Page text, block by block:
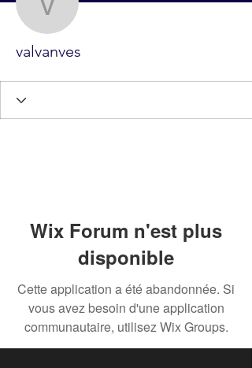
valvanves
valvanves
Wix Forum n'est plus
disponible
Cette application a été abandonnée. Si
vous avez besoin d'une application
communautaire, utilisez Wix Groups.